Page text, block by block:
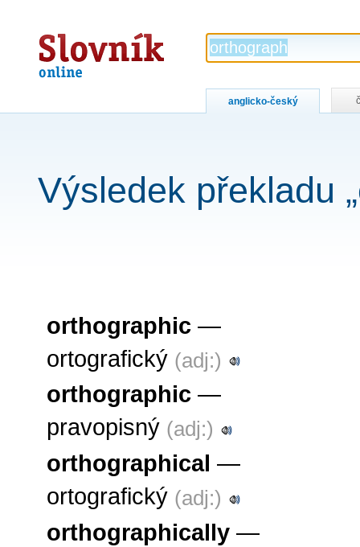
Slovník
online
anglicko-český
Výsledek překladu
orthographic —
ortografický (adj:)
orthographic —
pravopisný (adj:)
orthographical —
ortografický (adj:)
orthographically —